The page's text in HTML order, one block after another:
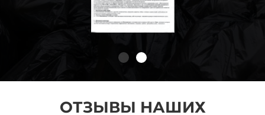
ОТЗЫВЫ НАШИХ